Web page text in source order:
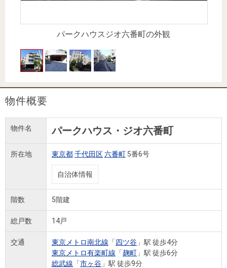
（電子ブ
ック）
ド
（電子ブ
パークハウスジオ六番町の外観
物件概要
物件名 パークハウス・ジオ六番町
所在地 東京都千代田区六番町 5番6号
自治体情報
階数 5階建
総戸数 14戸
交通 東京メトロ南北線 「四ツ谷 」駅 徒歩4分
東京メトロ有楽町線 「麹町 」駅 徒歩6分
総武線 「市ヶ谷 」駅 徒歩9分